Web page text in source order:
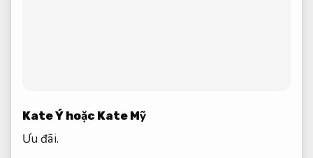
Kate Ý hoặc Kate Mỹ
Ưu đãi.